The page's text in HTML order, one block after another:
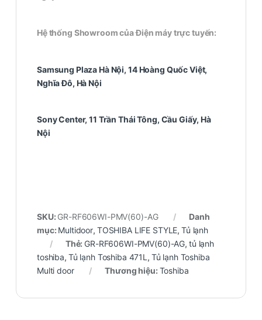
Hệ thống Showroom của Điện máy trực tuyến:
Samsung Plaza Hà Nội, 14 Hoàng Quốc Việt,
Nghĩa Đô, Hà Nội
Sony Center, 11 Trần Thái Tông, Cầu Giấy, Hà
Nội
SKU: GR-RF606WI-PMV(60)-AG
Danh
mục: Multidoor, TOSHIBA LIFE STYLE,Tủ lạnh
Thẻ: GR-RF606WI-PMV(60)-AG, tủ lạnh
toshiba, Tủ lạnh Toshiba 471L, Tủ lạnh Toshiba
Multi door
Thương hiệu: Toshiba